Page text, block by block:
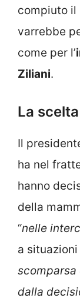
compiuto il
varrebbe
come per l’
Ziliani.
La
Il
ha nel
hanno
della
“nelle
a situazioni
scomparsa
dalla